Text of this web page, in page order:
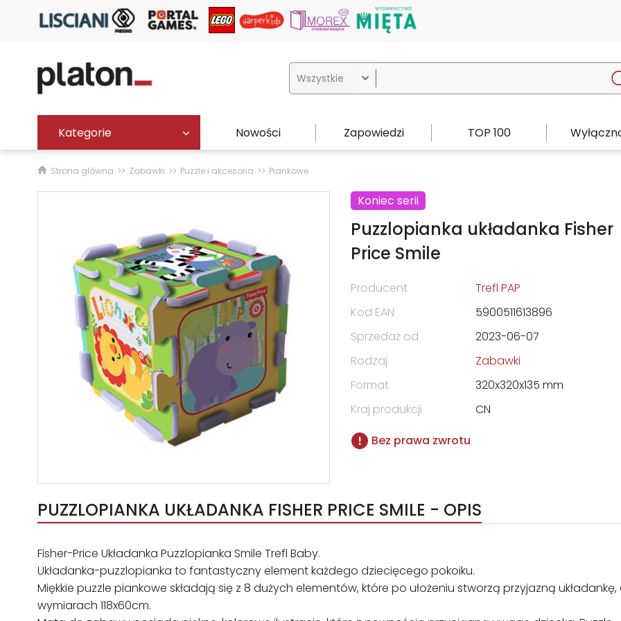

Kategorie Nowości Zapowiedzi TOP 100
Strona główna Zabawki Puzzle i akcesoria Piankowe
Koniec serii
Puzzlopianka układanka Fisher
Price Smile
Producent
Trefl PAP
Kod EAN
5900511613896
Sprzedaż od
2023-06-07
Rodzaj
Zabawki
Format
320x320x135 mm
Kraj produkcji
CN
Bez prawa zwrotu
PUZZLOPIANKA UKŁADANKA FISHER PRICE SMILE - OPIS
Fisher-Price Układanka Puzzlopianka Smile Trefl Baby.
Układanka-puzzlopianka to fantastyczny element każdego dziecięcego pokoiku.
Miękkie puzzle piankowe składają się z 8 dużych elementów, które po ułożeniu stworzą przyjazną układankę,
wymiarach 118x60cm.